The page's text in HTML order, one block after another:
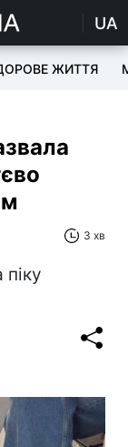
UA
ЖИТТЯ
3 хв